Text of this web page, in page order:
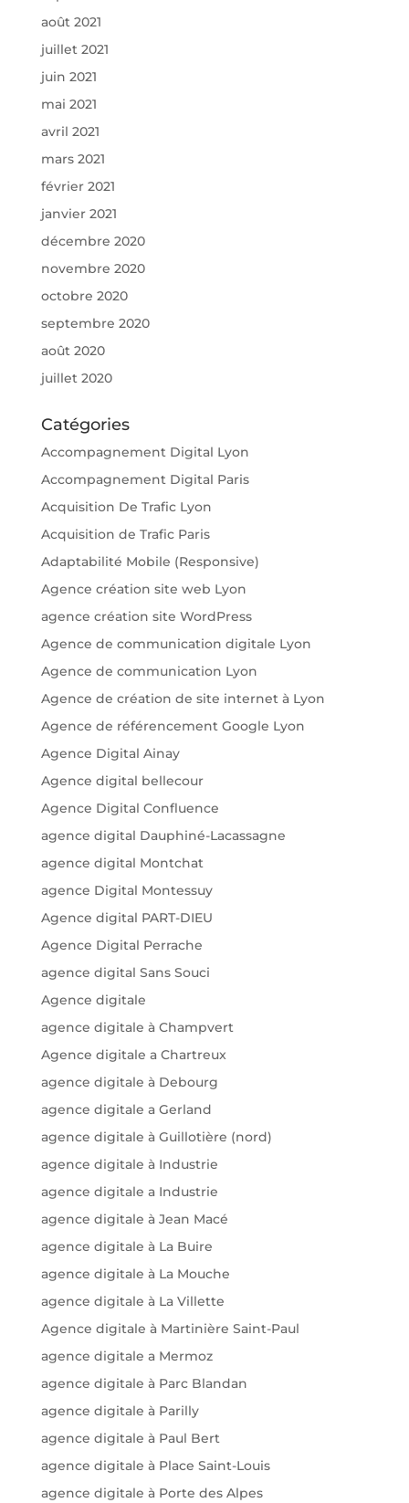
août 2021
juillet 2021
juin 2021
mai 2021
avril 2021
mars 2021
février 2021
janvier 2021
décembre 2020
novembre 2020
octobre 2020
septembre 2020
août 2020
juillet 2020
Catégories
Accompagnement Digital Lyon
Accompagnement Digital Paris
Acquisition De Trafic Lyon
Acquisition de Trafic Paris
Adaptabilité Mobile (Responsive)
Agence création site web Lyon
agence création site WordPress
Agence de communication digitale Lyon
Agence de communication Lyon
Agence de création de site internet à Lyon
Agence de référencement Google Lyon
Agence Digital Ainay
Agence digital bellecour
Agence Digital Confluence
agence digital Dauphiné-Lacassagne
agence digital Montchat
agence Digital Montessuy
Agence digital PART-DIEU
Agence Digital Perrache
agence digital Sans Souci
Agence digitale
agence digitale à Champvert
Agence digitale a Chartreux
agence digitale à Debourg
agence digitale a Gerland
agence digitale à Guillotière (nord)
agence digitale à Industrie
agence digitale a Industrie
agence digitale à Jean Macé
agence digitale à La Buire
agence digitale à La Mouche
agence digitale à La Villette
Agence digitale à Martinière Saint-Paul
agence digitale a Mermoz
agence digitale à Parc Blandan
agence digitale à Parilly
agence digitale à Paul Bert
agence digitale à Place Saint-Louis
agence digitale à Porte des Alpes